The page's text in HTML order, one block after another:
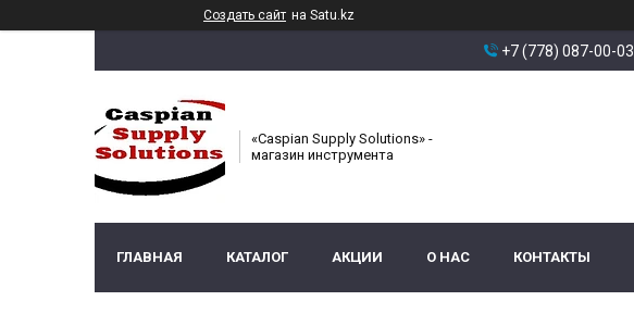
Создать сайт на Satu.kz
+7 (778) 087-00-03
«Caspian Supply Solutions» -
магазин инструмента
ГЛАВНАЯ КАТАЛОГ АКЦИИ О НАС КОНТАКТЫ